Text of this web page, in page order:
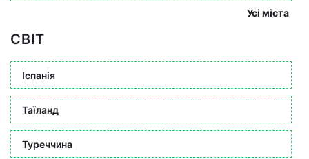
Усі міста
СВІТ
Іспанія
Таїланд
Туреччина